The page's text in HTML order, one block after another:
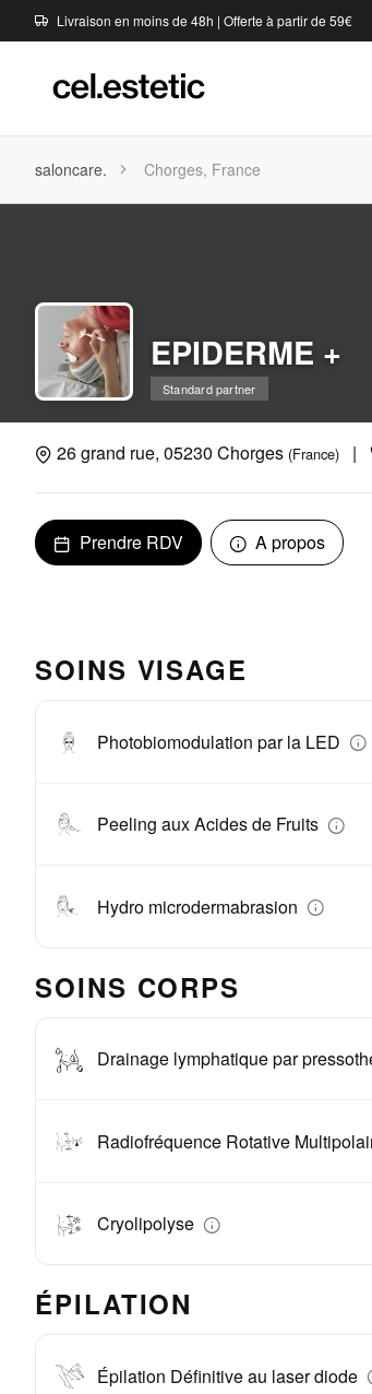
Livraison en moins de 48h | Offerte à partir de 59€
saloncare. Chorges, France
EPIDERME +
Standard partner
26 grand rue, 05230 Chorges (France) |
Prendre RDV A propos
SOINS VISAGE
Photobiomodulation par la LED
Peeling aux Acides de Fruits
Hydro microdermabrasion
SOINS CORPS
Drainage lymphatique par
Radiofréquence Rotative
Cryolipolyse
ÉPILATION
Épilation Définitive au laser diode